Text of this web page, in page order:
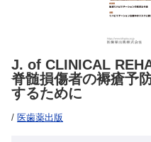
J. of CLINICAL
脊髄損傷者の褥瘡予
するために
/ 医歯薬出版